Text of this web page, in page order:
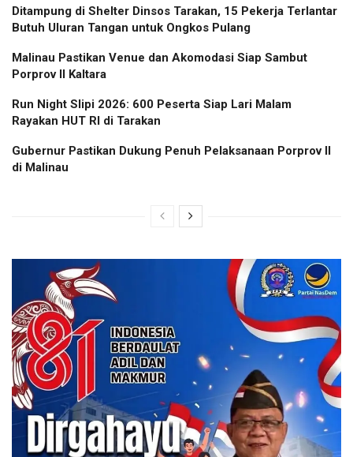
Ditampung di Shelter Dinsos Tarakan, 15 Pekerja Terlantar
Butuh Uluran Tangan untuk Ongkos Pulang
Malinau Pastikan Venue dan Akomodasi Siap Sambut
Porprov II Kaltara
Run Night Slipi 2026: 600 Peserta Siap Lari Malam
Rayakan HUT RI di Tarakan
Gubernur Pastikan Dukung Penuh Pelaksanaan Porprov II
di Malinau